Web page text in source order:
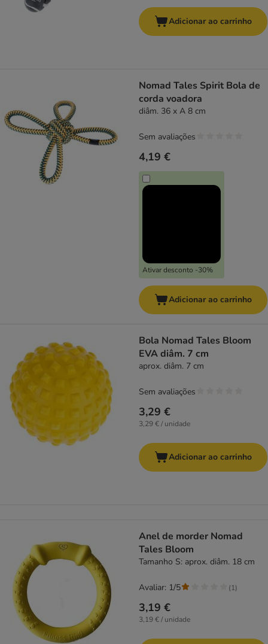
Adicionar ao carrinho
Nomad Tales Spirit Bola de
corda voadora
diâm. 36 x A 8 cm
4,19 €
Ativar desconto -30%
Sem avaliações
Adicionar ao carrinho
Bola Nomad Tales Bloom
EVA diâm. 7 cm
aprox. diâm. 7 cm
3,29 €
3,29 € / unidade
Sem avaliações
Adicionar ao carrinho
Anel de morder Nomad
Tales Bloom
Tamanho S: aprox. diâm. 18 cm
3,19 €
3,19 € / unidade
Avaliar: 1/5 (1)